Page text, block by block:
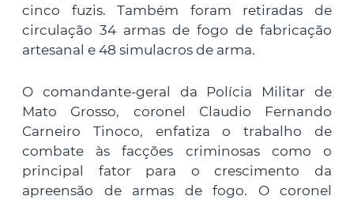
cinco fuzis. Também foram retiradas de
circulação 34 armas de fogo de fabricação
artesanal e 48 simulacros de arma.
O comandante-geral da Polícia Militar de
Mato Grosso, coronel Claudio Fernando
Carneiro Tinoco, enfatiza o trabalho de
combate às facções criminosas como o
principal fator para o crescimento da
apreensão de armas de fogo. O coronel